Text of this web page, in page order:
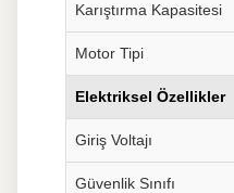
Karıştırma Kapasitesi
Motor Tipi
Elektriksel Özellikler
Giriş Voltajı
Güvenlik Sınıfı